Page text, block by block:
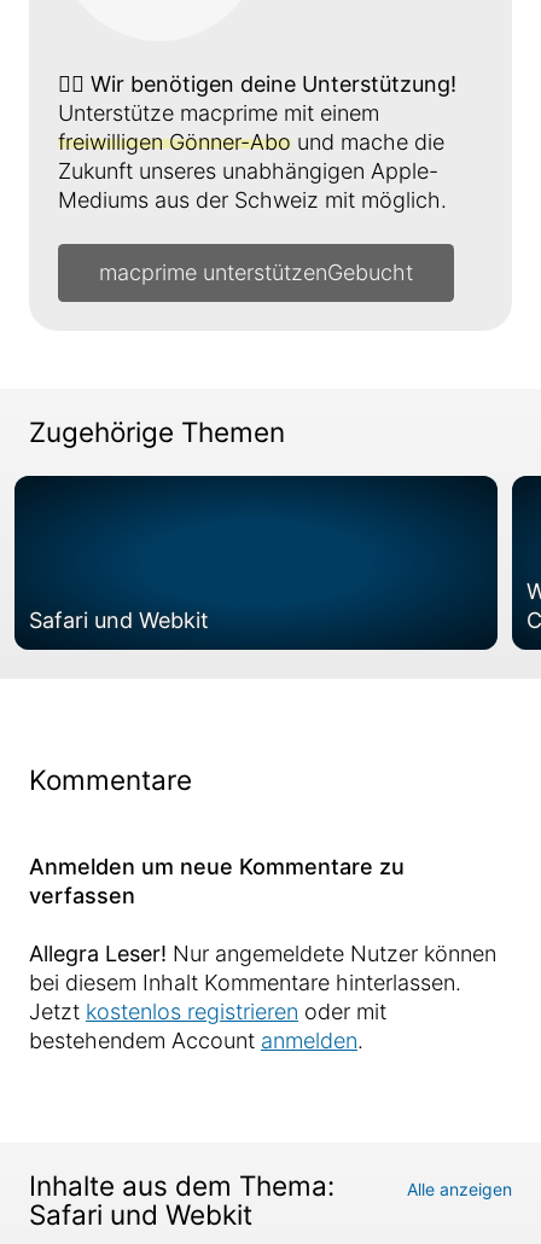
👉🏼 Wir benötigen deine Unterstützung!
Unterstütze macprime mit einem
freiwilligen Gönner-Abo und mache die
Zukunft unseres unabhängigen Apple-
Mediums aus der Schweiz mit möglich.
macprime unterstützen
Zugehörige Themen
Safari und Webkit
Kommentare
Anmelden um neue Kommentare zu
verfassen
Allegra Leser! Nur angemeldete Nutzer können
bei diesem Inhalt Kommentare hinterlassen.
Jetzt kostenlos registrieren oder mit
bestehendem Account anmelden.
Inhalte aus dem Thema:
Safari und Webkit
Alle anzeigen